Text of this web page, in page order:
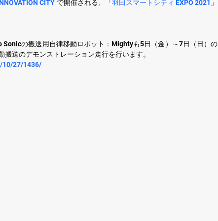
CITY で開催される、「羽田スマートシティ EXPO 2021 」
Sonicの搬送用自律移動ロボット：Mightyも5日（金）～7日（日）の
搬送のデモンストレーション走行を行います。
10/27/1436/